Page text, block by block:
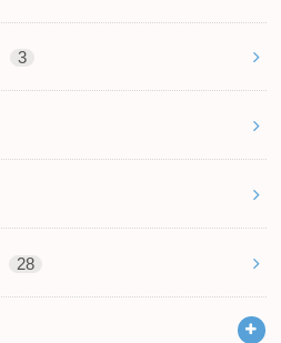
3
28